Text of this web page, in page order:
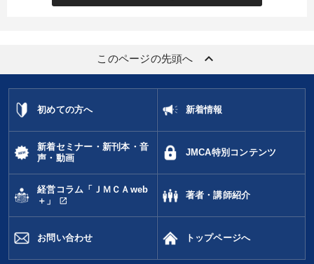
このページの先頭へ keyboard_arrow_up
初めての方へ 新着情報
新着セミナー・新刊本・音
声・動画
JMCA特別コンテンツ
経営コラム「ＪＭＣＡweb
＋」
open_in_new
著者・講師紹介
お問い合わせ トップページへ